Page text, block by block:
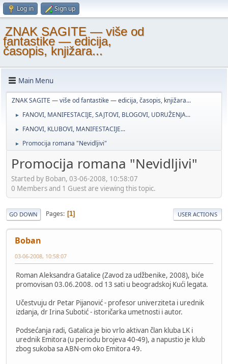
Log in Sign up
ZNAK SAGITE — više od
fantastike — edicija,
časopis, knjižara...
Main Menu
ZNAK SAGITE — više od fantastike — edicija, časopis, knjižara...
► FANOVI, MANIFESTACIJE, SAJTOVI, BLOGOVI, UDRUŽENJA...
► FANOVI, KLUBOVI, MANIFESTACIJE...
► Promocija romana "Nevidljivi"
Promocija romana "Nevidljivi"
Started by Boban, 03-06-2008, 10:58:07
0 Members and 1 Guest are viewing this topic.
GO DOWN Pages 1 USER ACTIONS
Boban
03-06-2008, 10:58:07
Roman Aleksandra Gatalice (Zavod za udžbenike, 2008), biće
promovisan 03.06.2008. od 13 sati u beogradskoj Kući legata.
Učestvuju dr Petar Pijanović - profesor univerziteta i urednik
izdanja, dr Irina Subotić - istoričarka umetnosti i autor.
Podsećanja radi, Gatalica je bio vrlo aktivan član kluba LK i
urednik Emitora (u periodu brojeva 40-49), a napustio je klub
zbog sukoba sa ABN-om oko Emitora 49.